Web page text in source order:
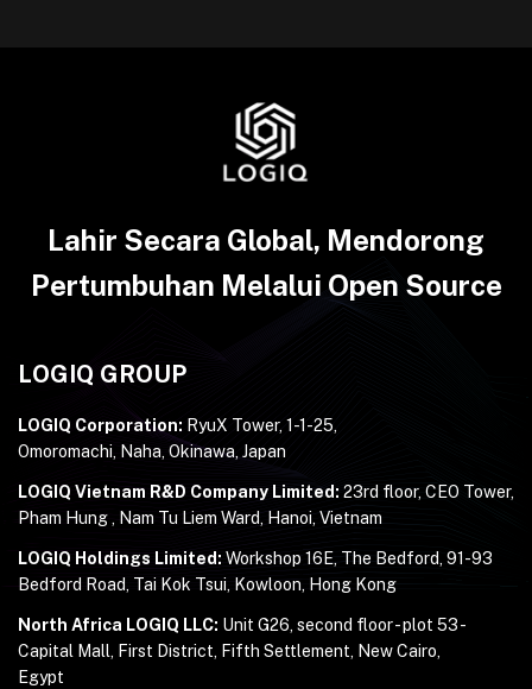
Lahir Secara Global, Mendorong
Pertumbuhan Melalui Open Source
LOGIQ GROUP
LOGIQ Corporation: RyuX Tower, 1-1-25,
Omoromachi, Naha, Okinawa, Japan
LOGIQ Vietnam R&D Company Limited: 23rd floor, CEO Tower,
Pham Hung , Nam Tu Liem Ward, Hanoi, Vietnam
LOGIQ Holdings Limited: Workshop 16E, The Bedford, 91-93
Bedford Road, Tai Kok Tsui, Kowloon, Hong Kong
North Africa LOGIQ LLC: Unit G26, second floor - plot 53 -
Capital Mall, First District, Fifth Settlement, New Cairo,
Egypt